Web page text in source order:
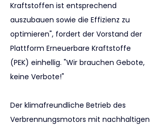
Kraftstoffen ist entsprechend
auszubauen sowie die Effizienz zu
optimieren", fordert der Vorstand der
Plattform Erneuerbare Kraftstoffe
(PEK) einhellig. "Wir brauchen Gebote,
keine Verbote!"
Der klimafreundliche Betrieb des
Verbrennungsmotors mit nachhaltigen